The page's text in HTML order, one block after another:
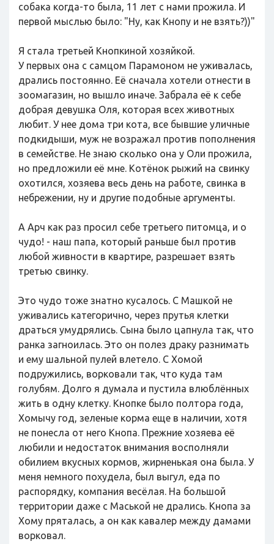
собака когда-то была, 11 лет с нами прожила. И
первой мыслью было: "Ну, как Кнопу и не взять?))"
Я стала третьей Кнопкиной хозяйкой.
У первых она с самцом Парамоном не уживалась,
дрались постоянно. Её сначала хотели отнести в
зоомагазин, но вышло иначе. Забрала её к себе
добрая девушка Оля, которая всех животных
любит. У нее дома три кота, все бывшие уличные
подкидыши, муж не возражал против пополнения
в семействе. Не знаю сколько она у Оли прожила,
но предложили её мне. Котёнок рыжий на свинку
охотился, хозяева весь день на работе, свинка в
небрежении, ну и другие подобные аргументы.
А Арч как раз просил себе третьего питомца, и о
чудо! - наш папа, который раньше был против
любой живности в квартире, разрешает взять
третью свинку.
Это чудо тоже знатно кусалось. С Машкой не
уживались категорично, через прутья клетки
драться умудрялись. Сына было цапнула так, что
ранка загноилась. Это он полез драку разнимать
и ему шальной пулей влетело. С Хомой
подружились, ворковали так, что куда там
голубям. Долго я думала и пустила влюблённых
жить в одну клетку. Кнопке было полтора года,
Хомычу год, зеленые корма еще в наличии, хотя
не понесла от него Кнопа. Прежние хозяева её
любили и недостаток внимания восполняли
обилием вкусных кормов, жирненькая она была. У
меня немного похудела, был выгул, еда по
распорядку, компания весёлая. На большой
территории даже с Маськой не дрались. Кнопа за
Хому пряталась, а он как кавалер между дамами
ворковал.